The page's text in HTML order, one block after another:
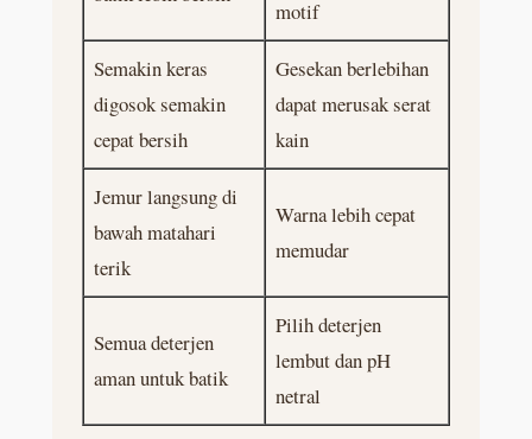
motif
Semakin keras
digosok semakin
cepat bersih
Gesekan berlebihan
dapat merusak serat
kain
Jemur langsung di
bawah matahari
terik
Warna lebih cepat
memudar
Semua deterjen
aman untuk batik
Pilih deterjen
lembut dan pH
netral